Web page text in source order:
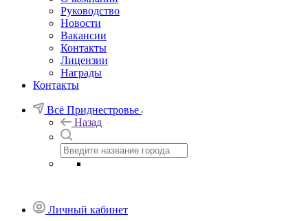
Руководство
Новости
Вакансии
Контакты
Лицензии
Награды
Контакты
Всё Приднестровье
Назад
Личный кабинет